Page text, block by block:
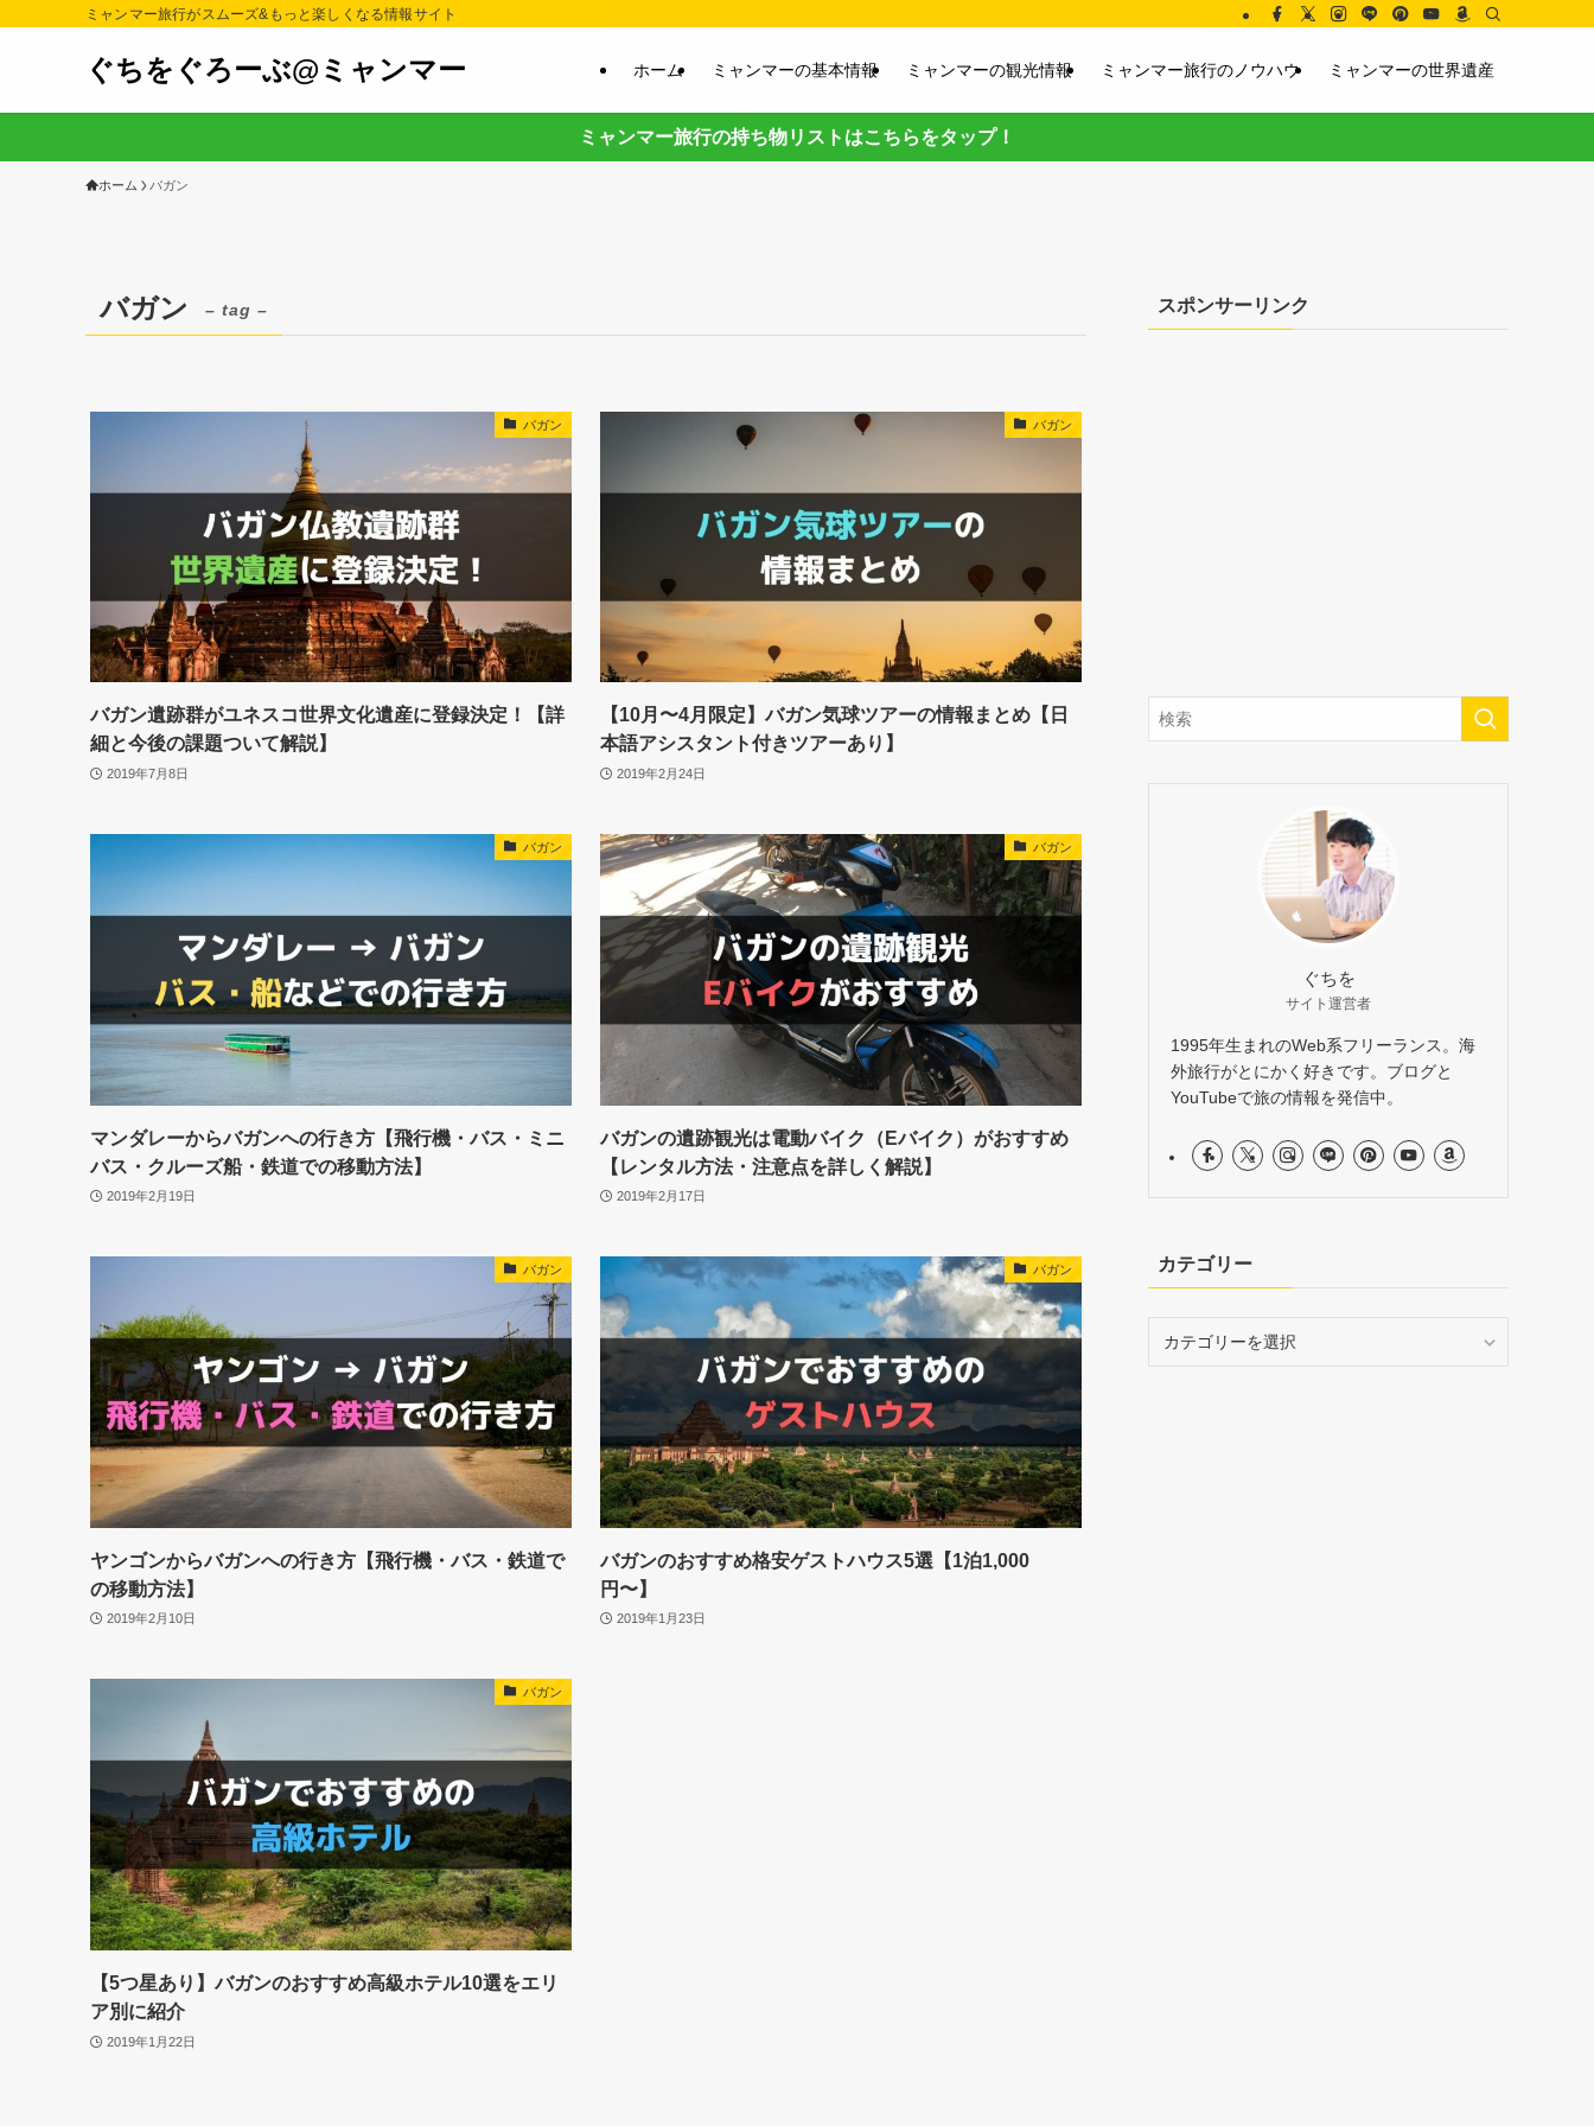
ミャンマー旅行がスムーズ&もっと楽しくなる情報サイト
ぐちをぐろーぶ@ミャンマー ホーム ミャンマーの基本情報 ミャンマーの観光情報 ミャンマー旅行のノウハウ ミャンマーの世界遺産
ミャンマー旅行の持ち物リストはこちらをタップ！
ホーム バガン
バガン – tag –
バガン
バガン遺跡群がユネスコ世界文化遺産に登録決定！【詳
細と今後の課題ついて解説】
2019年7月8日
バガン
【10月〜4月限定】バガン気球ツアーの情報まとめ【日
本語アシスタント付きツアーあり】
2019年2月24日
バガン
マンダレーからバガンへの行き方【飛行機・バス・ミニ
バス・クルーズ船・鉄道での移動方法】
2019年2月19日
バガン
バガンの遺跡観光は電動バイク（Eバイク）がおすすめ
【レンタル方法・注意点を詳しく解説】
2019年2月17日
バガン
ヤンゴンからバガンへの行き方【飛行機・バス・鉄道で
の移動方法】
2019年2月10日
バガン
バガンのおすすめ格安ゲストハウス5選【1泊1,000
円〜】
2019年1月23日
バガン
【5つ星あり】バガンのおすすめ高級ホテル10選をエリ
ア別に紹介
2019年1月22日
スポンサーリンク
ぐちを
サイト運営者
1995年生まれのWeb系フリーランス。海
外旅行がとにかく好きです。ブログと
YouTubeで旅の情報を発信中。
カテゴリー